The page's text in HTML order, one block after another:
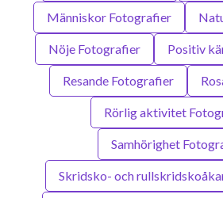
Människor Fotografier
Nöje Fotografier Positiv
Resande Fotografier
Rörlig aktivitet
Samhörighet
Skridsko- och